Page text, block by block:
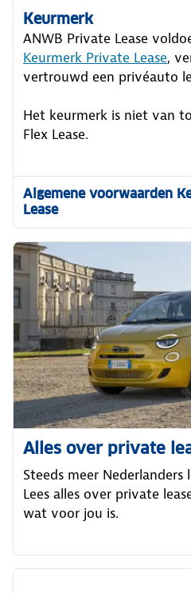
Keurmerk
ANWB Private Lease
Keurmerk Private Lease,
vertrouwd een privéauto
Het keurmerk is niet van
Flex Lease.
Algemene voorwaarden
Lease
Alles over private
Steeds meer
Lees alles over private
wat voor jou is.